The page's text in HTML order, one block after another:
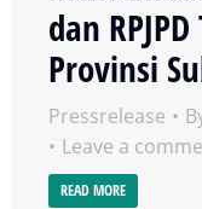
dan
Provinsi
Pressrelease
Leave a
READ MORE